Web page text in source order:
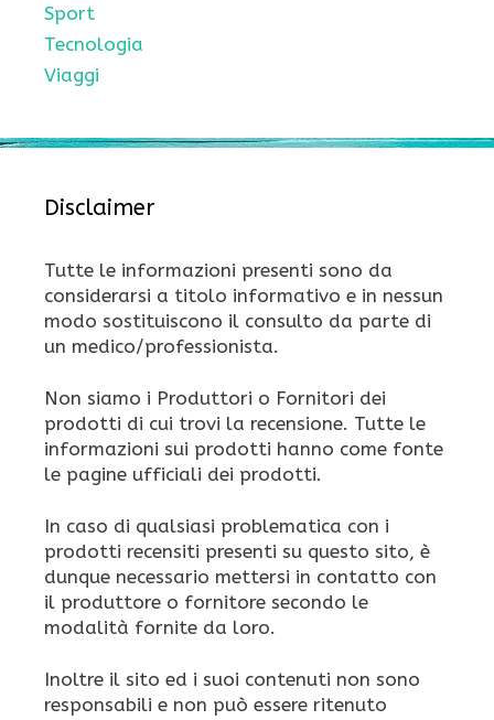
Sport
Tecnologia
Viaggi
Disclaimer
Tutte le informazioni presenti sono da
considerarsi a titolo informativo e in nessun
modo sostituiscono il consulto da parte di
un medico/professionista.
Non siamo i Produttori o Fornitori dei
prodotti di cui trovi la recensione. Tutte le
informazioni sui prodotti hanno come fonte
le pagine ufficiali dei prodotti.
In caso di qualsiasi problematica con i
prodotti recensiti presenti su questo sito, è
dunque necessario mettersi in contatto con
il produttore o fornitore secondo le
modalità fornite da loro.
Inoltre il sito ed i suoi contenuti non sono
responsabili e non può essere ritenuto